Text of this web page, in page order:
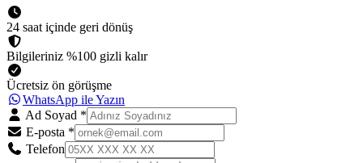
24 saat içinde geri dönüş
Bilgileriniz %100 gizli kalır
Ücretsiz ön görüşme
WhatsApp ile Yazın
Ad Soyad *
E-posta *
Telefon